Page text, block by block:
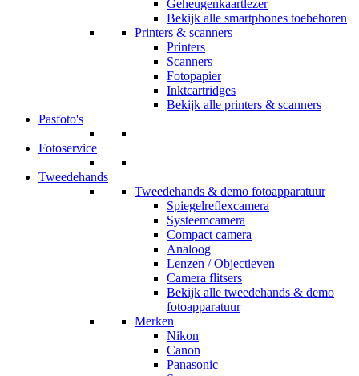
Geheugenkaartlezer
Bekijk alle smartphones toebehoren
Printers & scanners
Printers
Scanners
Fotopapier
Inktcartridges
Bekijk alle printers & scanners
Pasfoto's
Fotoservice
Tweedehands
Tweedehands & demo fotoapparatuur
Spiegelreflexcamera
Systeemcamera
Compact camera
Analoog
Lenzen / Objectieven
Camera flitsers
Bekijk alle tweedehands & demo
fotoapparatuur
Merken
Nikon
Canon
Panasonic